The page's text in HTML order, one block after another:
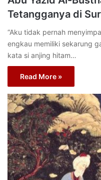
Tetangganya di
“Aku tidak pernah
engkau memiliki sekarung
kata si anjing hitam…
Read More »